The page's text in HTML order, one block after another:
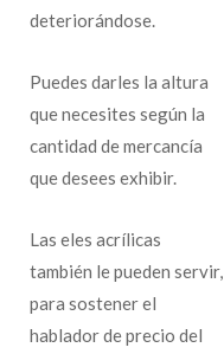
deteriorándose.
Puedes darles la altura
que necesites según la
cantidad de mercancía
que desees exhibir.
Las eles acrílicas
también le pueden servir,
para sostener el
hablador de precio del